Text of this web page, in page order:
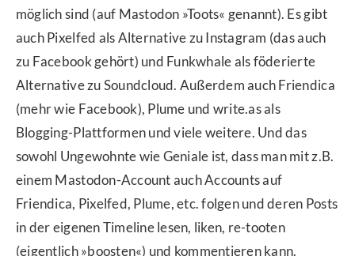
möglich sind (auf Mastodon »Toots« genannt). Es gibt
auch Pixelfed als Alternative zu Instagram (das auch
zu Facebook gehört) und Funkwhale als föderierte
Alternative zu Soundcloud. Außerdem auch Friendica
(mehr wie Facebook), Plume und write.as als
Blogging-Plattformen und viele weitere. Und das
sowohl Ungewohnte wie Geniale ist, dass man mit z.B.
einem Mastodon-Account auch Accounts auf
Friendica, Pixelfed, Plume, etc. folgen und deren Posts
in der eigenen Timeline lesen, liken, re-tooten
(eigentlich »boosten«) und kommentieren kann.